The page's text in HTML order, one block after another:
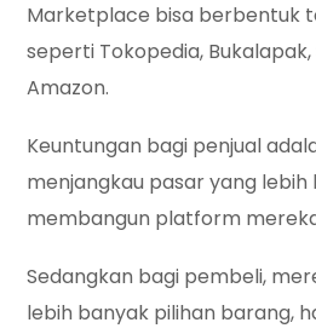
Marketplace bisa berbentuk
seperti Tokopedia,
Amazon.
Keuntungan bagi penjual
menjangkau pasar yang lebih
membangun platform
Sedangkan bagi pembeli,
lebih banyak pilihan barang,